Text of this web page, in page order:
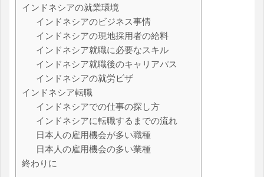
インドネシアの就業環境
インドネシアのビジネス事情
インドネシアの現地採用者の給料
インドネシア就職に必要なスキル
インドネシア就職後のキャリアパス
インドネシアの就労ビザ
インドネシア転職
インドネシアでの仕事の探し方
インドネシアに転職するまでの流れ
日本人の雇用機会が多い職種
日本人の雇用機会の多い業種
終わりに